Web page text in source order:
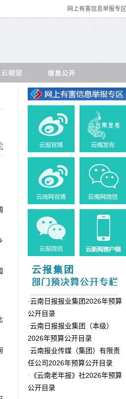
网上有害信息举报专区
·云南日报报业集团2026年预算
公开目录
·云南日报报业集团（本级）
2026年预算公开目录
·云南报业传媒（集团）有限责
任公司2026年预算公开目录
· 《云南老年报》社2026年预算
公开目录